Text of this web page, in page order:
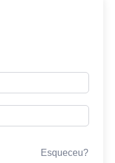
Esqueceu?